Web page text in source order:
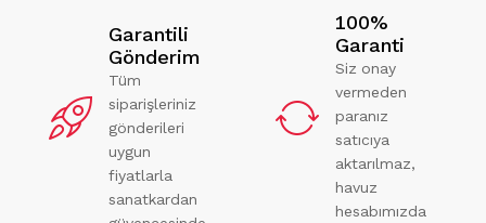
Garantili
Gönderim
Tüm
siparişleriniz
gönderileri
uygun
fiyatlarla
sanatkardan
100%
Garanti
Siz onay
vermeden
paranız
satıcıya
aktarılmaz,
havuz
hesabımızda